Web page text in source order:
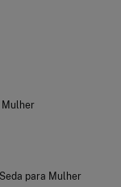
Mulher
para Mulher